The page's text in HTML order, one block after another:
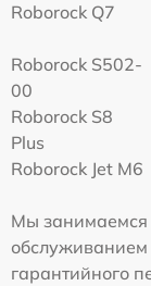
Roborock Q7
Roborock S502-
00
Roborock S8
Plus
Roborock Jet M6
Мы занимаемся
обслуживанием
гарантийного